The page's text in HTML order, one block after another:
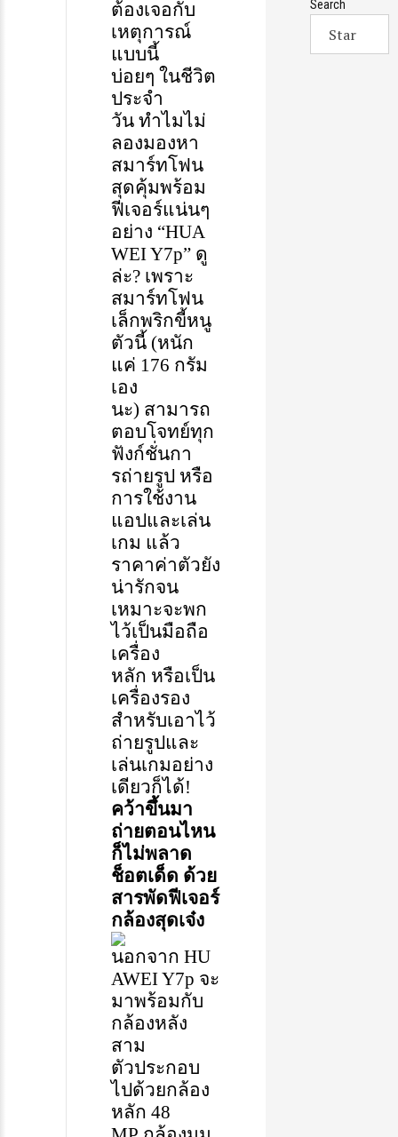
ต้องเจอกับ
เหตุการณ์
แบบนี้
บ่อยๆ ในชีวิต
ประจำ
วัน ทำไมไม่
ลองมองหา
สมาร์ทโฟน
สุดคุ้มพร้อม
ฟีเจอร์แน่นๆ
อย่าง “HUA
WEI Y7p” ดู
ล่ะ? เพราะ
สมาร์ทโฟน
เล็กพริกขี้หนู
ตัวนี้ (หนัก
แค่ 176 กรัม
เอง
นะ) สามารถ
ตอบโจทย์ทุก
ฟังก์ชั่นกา
รถ่ายรูป หรือ
การใช้งาน
แอปและเล่น
เกม แล้ว
ราคาค่าตัวยัง
น่ารักจน
เหมาะจะพก
ไว้เป็นมือถือ
เครื่อง
หลัก หรือเป็น
เครื่องรอง
สำหรับเอาไว้
ถ่ายรูปและ
เล่นเกมอย่าง
เดียวก็ได้!
คว้าขึ้นมา
ถ่ายตอนไหน
ก็ไม่พลาด
ช็อตเด็ด ด้วย
สารพัดฟีเจอร์
กล้องสุดเจ๋ง
นอกจาก HU
AWEI Y7p จะ
มาพร้อมกับ
กล้องหลัง
สาม
ตัวประกอบ
ไปด้วยกล้อง
หลัก 48
Search